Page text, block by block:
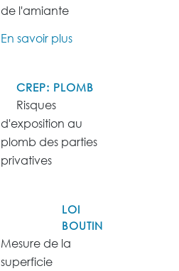
de l'amiante
En savoir plus
CREP: PLOMB
Risques
d'exposition au
plomb des parties
privatives
LOI
BOUTIN
Mesure de la
superficie